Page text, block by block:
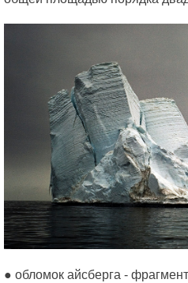
● обломок айсберга -